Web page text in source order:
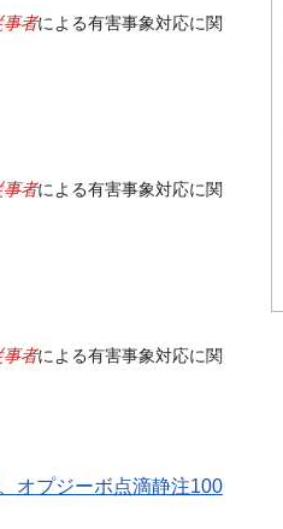
事者による有害事象対応に関
事者による有害事象対応に関
事者による有害事象対応に関
オプジーボ点滴静注100